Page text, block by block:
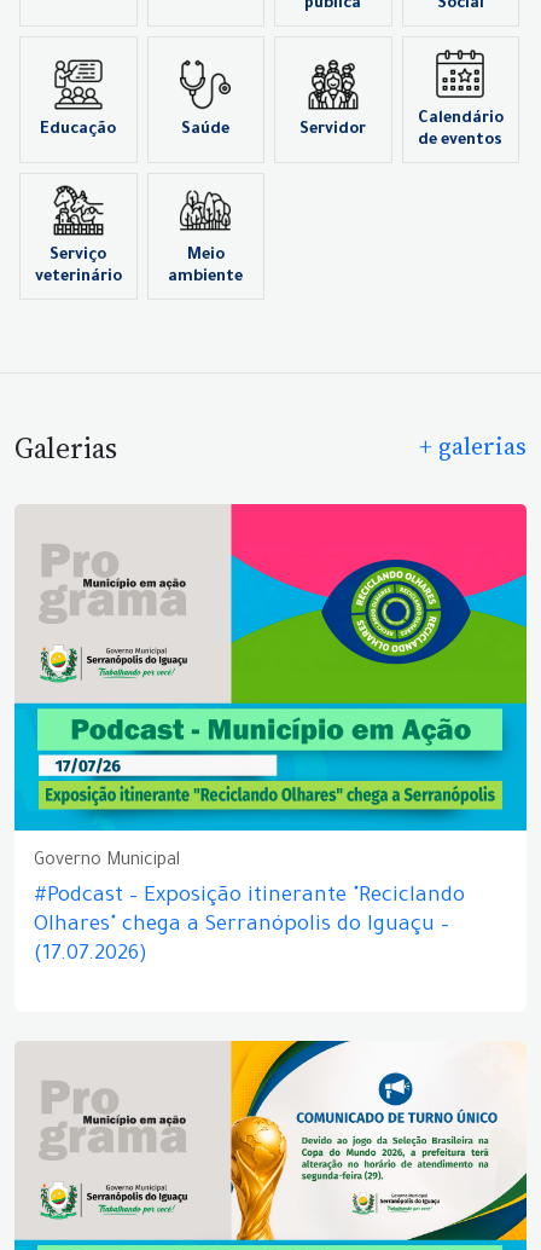
pública Social
Educação Saúde Servidor
Calendário
de eventos
Serviço
veterinário
Meio
ambiente
Galerias + galerias
Governo Municipal
#Podcast – Exposição itinerante "Reciclando
Olhares" chega a Serranópolis do Iguaçu –
(17.07.2026)